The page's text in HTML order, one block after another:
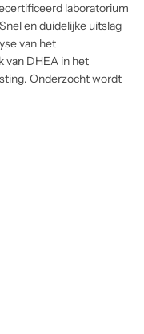
laboratorium
en duidelijke uitslag
van het
van DHEA in het
Onderzocht wordt